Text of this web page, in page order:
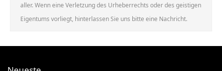
aller. Wenn eine Verletzung des Urheberrechts oder des geistigen
Eigentums vorliegt, hinterlassen Sie uns bitte eine Nachricht.